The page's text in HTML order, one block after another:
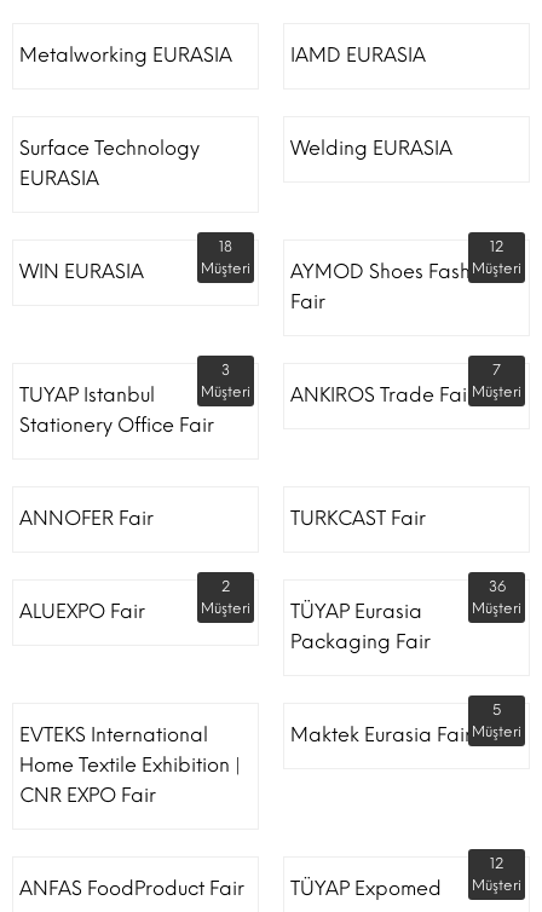
Metalworking EURASIA IAMD EURASIA
Surface Technology
EURASIA
Welding EURASIA
WIN EURASIA
18
Müşteri
AYMOD Shoes Fashion
Fair
12
Müşteri
TUYAP Istanbul
Stationery Office Fair
3
Müşteri
ANKIROS Trade Fairs
7
Müşteri
ANNOFER Fair TURKCAST Fair
ALUEXPO Fair
2
Müşteri
TÜYAP Eurasia
Packaging Fair
36
Müşteri
EVTEKS International
Home Textile Exhibition |
CNR EXPO Fair
Maktek Eurasia Fair
5
Müşteri
ANFAS FoodProduct Fair TÜYAP Expomed
12
Müşteri